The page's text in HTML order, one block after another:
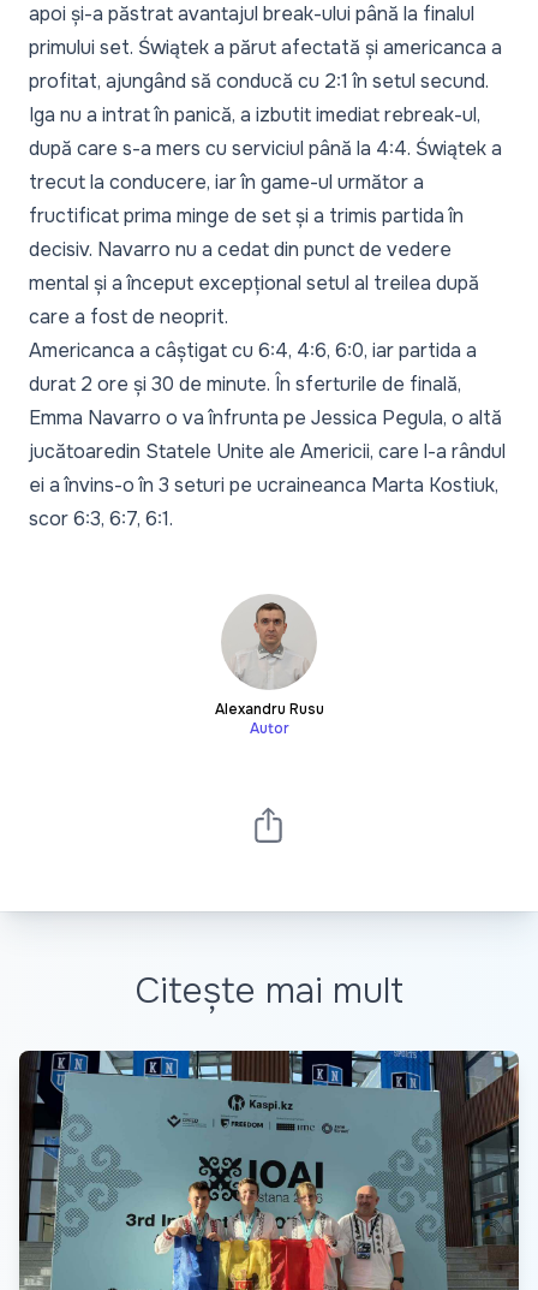
apoi și-a păstrat avantajul break-ului până la finalul
primului set. Świątek a părut afectată și americanca a
profitat, ajungând să conducă cu 2:1 în setul secund.
Iga nu a intrat în panică, a izbutit imediat rebreak-ul,
după care s-a mers cu serviciul până la 4:4. Świątek a
trecut la conducere, iar în game-ul următor a
fructificat prima minge de set și a trimis partida în
decisiv. Navarro nu a cedat din punct de vedere
mental și a început excepțional setul al treilea după
care a fost de neoprit.
Americanca a câștigat cu 6:4, 4:6, 6:0, iar partida a
durat 2 ore și 30 de minute. În sferturile de finală,
Emma Navarro o va înfrunta pe Jessica Pegula, o altă
jucătoaredin Statele Unite ale Americii, care l-a rândul
ei a învins-o în 3 seturi pe ucraineanca Marta Kostiuk,
scor 6:3, 6:7, 6:1.
Alexandru Rusu
Autor
Citește mai mult